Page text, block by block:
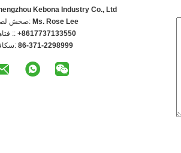
Kebona Industry Co., Ltd
اتصل Ms. Rose Lee
+8617737133550
86-371-2298999